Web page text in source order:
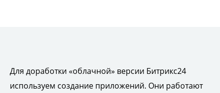
Для доработки «облачной» версии Битрикс24
используем создание приложений. Они работают